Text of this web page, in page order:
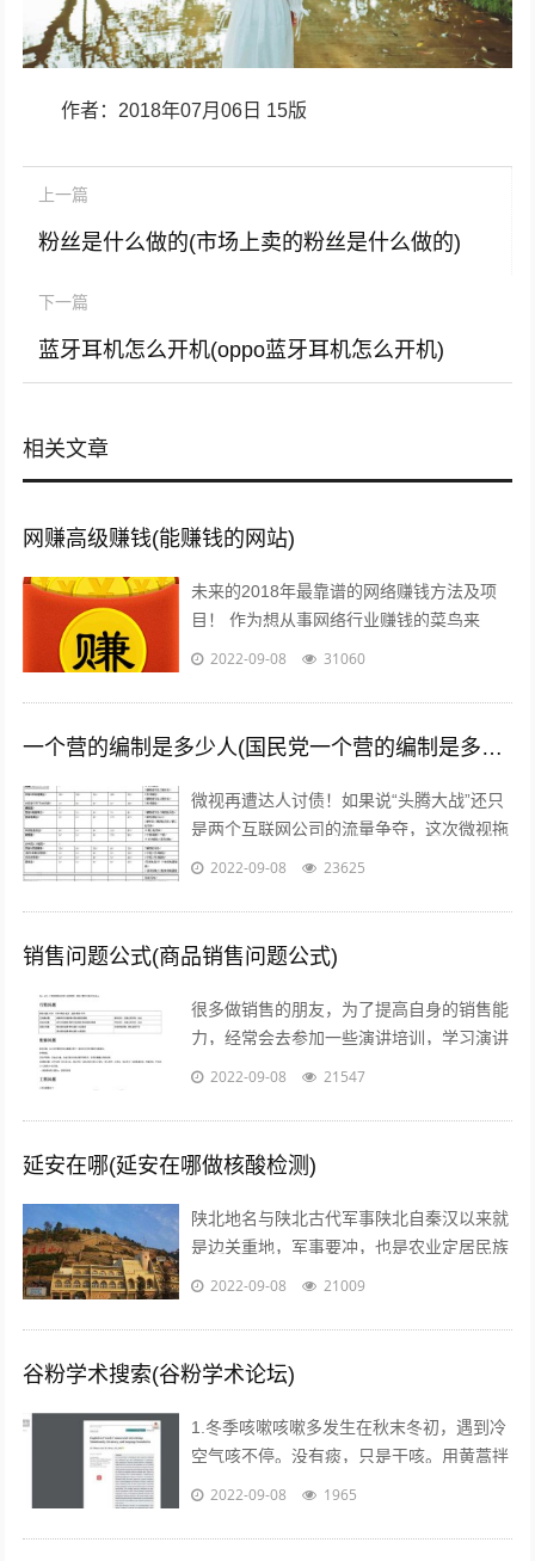
作者：2018年07月06日 15版
上一篇
粉丝是什么做的(市场上卖的粉丝是什么做的)
下一篇
蓝牙耳机怎么开机(oppo蓝牙耳机怎么开机)
相关文章
网赚高级赚钱(能赚钱的网站)
未来的2018年最靠谱的网络赚钱方法及项
目！ 作为想从事网络行业赚钱的菜鸟来
说，那些打字、注册发帖、打码、挂机、时
2022-09-08 31060
一个营的编制是多少人(国民党一个营的编制是多少人)
微视再遭达人讨债！如果说“头腾大战”还只
是两个互联网公司的流量争夺，这次微视拖
欠达人补贴额的行为，无疑是雪上加霜，让
2022-09-08 23625
销售问题公式(商品销售问题公式)
很多做销售的朋友，为了提高自身的销售能
力，经常会去参加一些演讲培训，学习演讲
能力，训练自己的执行力，树立强大销售自
2022-09-08 21547
延安在哪(延安在哪做核酸检测)
陕北地名与陕北古代军事陕北自秦汉以来就
是边关重地，军事要冲，也是农业定居民族
与游牧民族互相争夺的要地。历代统治者为
2022-09-08 21009
谷粉学术搜索(谷粉学术论坛)
1.冬季咳嗽咳嗽多发生在秋末冬初，遇到冷
空气咳不停。没有痰，只是干咳。用黄蒿拌
上鸡蛋，搅匀。用香油来煎鸡蛋。然后趁热
2022-09-08 1965